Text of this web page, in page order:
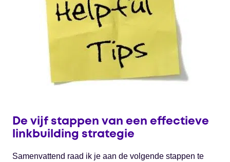
De vijf stappen van een effectieve
linkbuilding strategie
Samenvattend raad ik je aan de volgende stappen te